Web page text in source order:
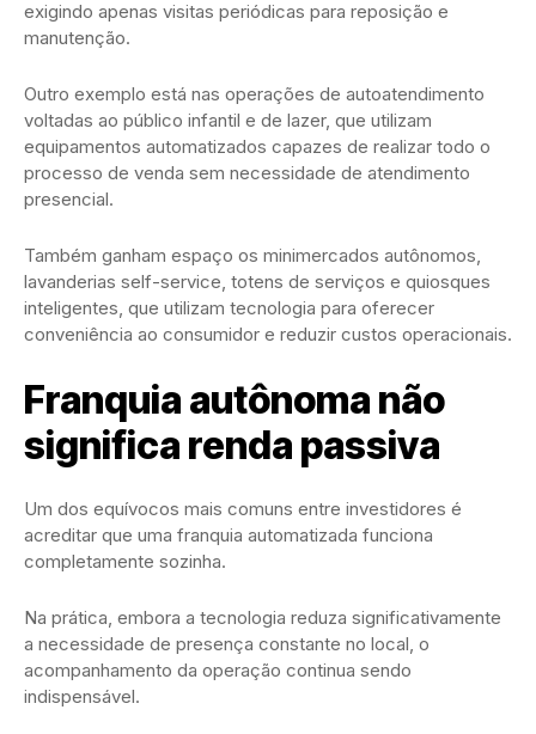
exigindo apenas visitas periódicas para reposição e
manutenção.
Outro exemplo está nas operações de autoatendimento
voltadas ao público infantil e de lazer, que utilizam
equipamentos automatizados capazes de realizar todo o
processo de venda sem necessidade de atendimento
presencial.
Também ganham espaço os minimercados autônomos,
lavanderias self-service, totens de serviços e quiosques
inteligentes, que utilizam tecnologia para oferecer
conveniência ao consumidor e reduzir custos operacionais.
Franquia autônoma não
significa renda passiva
Um dos equívocos mais comuns entre investidores é
acreditar que uma franquia automatizada funciona
completamente sozinha.
Na prática, embora a tecnologia reduza significativamente
a necessidade de presença constante no local, o
acompanhamento da operação continua sendo
indispensável.